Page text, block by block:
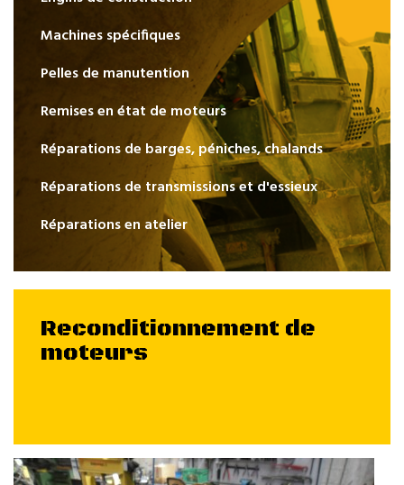
Machines spécifiques
Pelles de manutention
Remises en état de moteurs
Réparations de barges, péniches, chalands
Réparations de transmissions et d'essieux
Réparations en atelier
Reconditionnement de
moteurs